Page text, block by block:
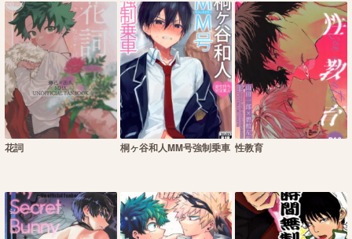
花詞 桐ヶ谷和人MM号強制乗車 性教育